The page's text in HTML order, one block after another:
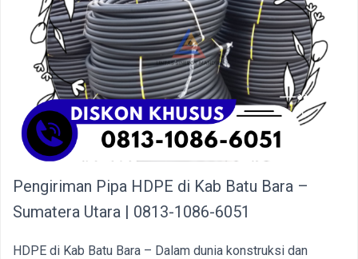
Pengiriman Pipa HDPE di Kab Batu Bara –
Sumatera Utara | 0813-1086-6051
HDPE di Kab Batu Bara – Dalam dunia konstruksi dan